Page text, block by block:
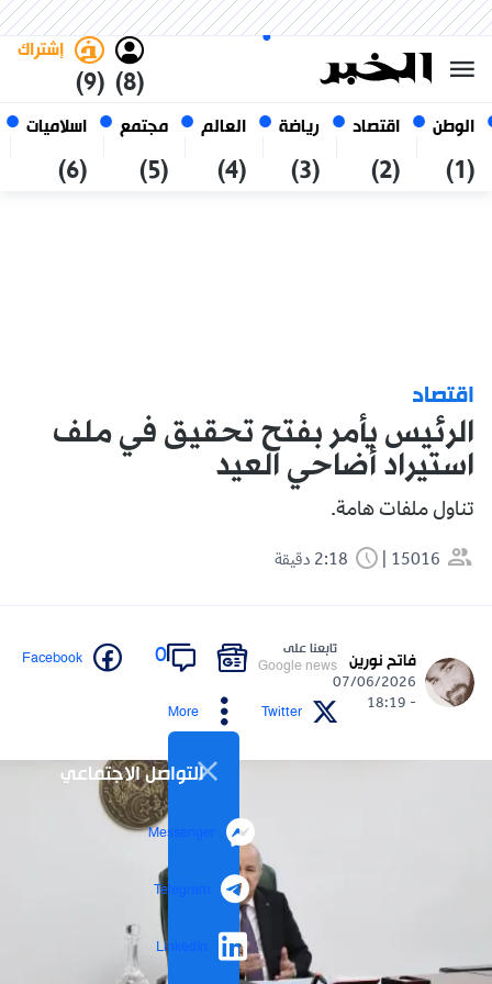
الوطن
(1)
اقتصاد
(2)
رياضة
(3)
العالم
(4)
مجتمع
(5)
اسلاميات
(6)
(8)
إشتراك
(9)
06 أغسطس 2026
الجزائر
اقتصاد
الرئيس يأمر بفتح تحقيق في ملف
استيراد أضاحي العيد
تناول ملفات هامة.
15016
فاتح نورين
07/06/2026
- 18:19
تابعنا على
Google news
0
Facebook
Twitter
More
التواصل الاجتماعي
Messenger
Telegram
LinkedIn